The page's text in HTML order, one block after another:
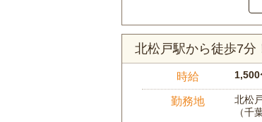
北松戸駅から徒歩7分
時給 1,500
勤務地
北松
（千